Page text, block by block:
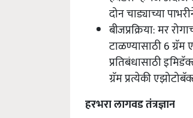
दोन चाड्याच्या
बीजप्रक्रिया: मर
टाळण्यासाठी 6 ग्रॅम
प्रतिबंधासाठी
ग्रॅम प्रत्येकी
हरभरा लागवड तंत्रज्ञान